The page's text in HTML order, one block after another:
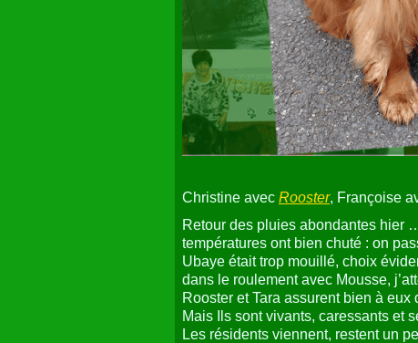
Christine avec Rooster, Françoise
Retour des pluies abondantes hier
températures ont bien chuté : on
Ubaye était trop mouillé, choix
dans le roulement avec Mousse,
Rooster et Tara assurent bien à
Mais Ils sont vivants, caressants et
Les résidents viennent, restent un